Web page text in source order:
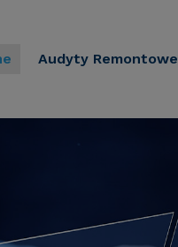
Audyty Remontowe